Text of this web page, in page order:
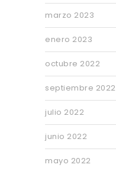
marzo 2023
enero 2023
octubre 2022
septiembre 2022
julio 2022
junio 2022
mayo 2022